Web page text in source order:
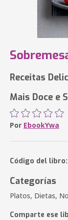
Receitas
Mais Doce e
Por EbookYwa
Código del libro:
Categorías
Platos, Dietas,
Comparte ese